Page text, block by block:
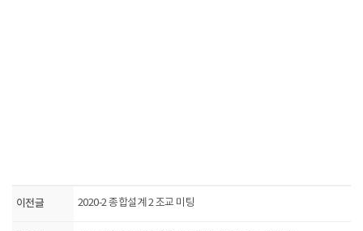
이전글 2020-2 종합설계 2 조교 미팅